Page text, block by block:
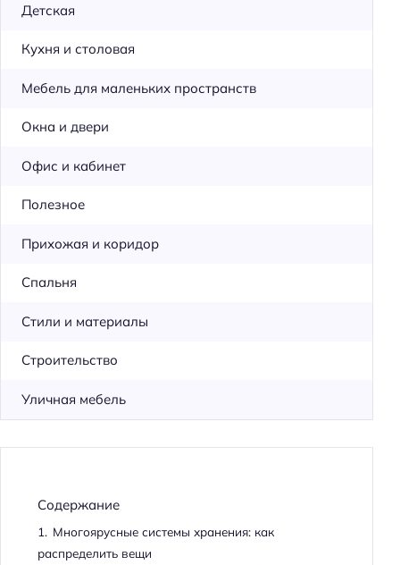
Детская
Кухня и столовая
Мебель для маленьких пространств
Окна и двери
Офис и кабинет
Полезное
Прихожая и коридор
Спальня
Стили и материалы
Строительство
Уличная мебель
Содержание
1. Многоярусные системы хранения: как
распределить вещи